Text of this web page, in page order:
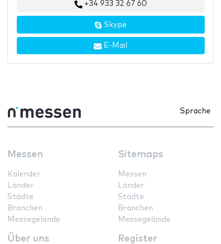
+34 933 32 67 60
Skype
E-Mail
Sprache
Messen
Kalender
Länder
Städte
Branchen
Messegelände
Sitemaps
Messen
Länder
Städte
Branchen
Messegelände
Über uns Register